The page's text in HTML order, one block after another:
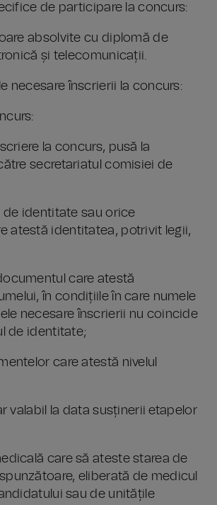
de participare la concurs:
absolvite cu diplomă de
și telecomunicații.
necesare înscrierii la concurs:
la concurs, pusă la
secretariatul comisiei de
de identitate sau orice
atestă identitatea, potrivit legii,
care atestă
în condițiile în care numele
necesare înscrierii nu coincide
de identitate;
care atestă nivelul
valabil la data susținerii etapelor
care să ateste starea de
eliberată de medicul
sau de unitățile